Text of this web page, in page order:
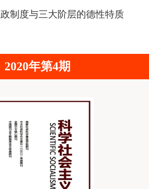
制度与三大阶层的德性特质
2020年第4期